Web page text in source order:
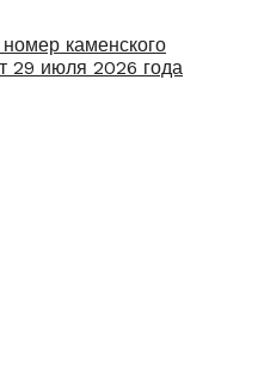
каменского
29 июля 2026 года